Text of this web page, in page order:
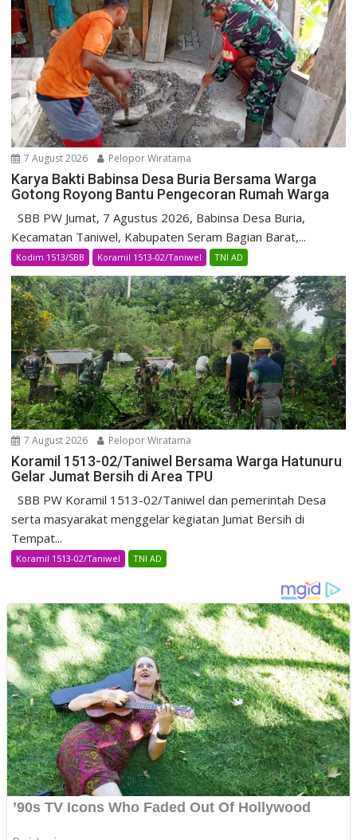
7 August 2026 Pelopor Wiratama
Karya Bakti Babinsa Desa Buria Bersama Warga
Gotong Royong Bantu Pengecoran Rumah Warga
SBB PW Jumat, 7 Agustus 2026, Babinsa Desa Buria,
Kecamatan Taniwel, Kabupaten Seram Bagian Barat,...
Kodim 1513/SBB Koramil 1513-02/Taniwel TNI AD
7 August 2026 Pelopor Wiratama
Koramil 1513-02/Taniwel Bersama Warga Hatunuru
Gelar Jumat Bersih di Area TPU
SBB PW Koramil 1513-02/Taniwel dan pemerintah Desa
serta masyarakat menggelar kegiatan Jumat Bersih di
Tempat...
Koramil 1513-02/Taniwel TNI AD